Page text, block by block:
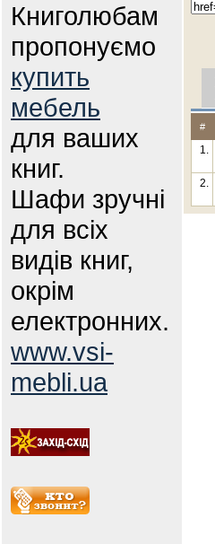
Книголюбам
пропонуємо
купить
мебель
для ваших
книг.
Шафи зручні
для всіх
видів книг,
окрім
електронних.
www.vsi-
mebli.ua
#
1.
2.